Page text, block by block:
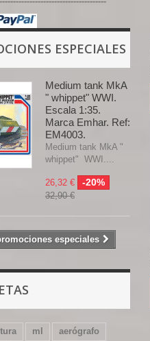
ESPECIALES
Medium tank MkA
" whippet" WWI.
Escala 1:35.
Marca Emhar. Ref:
EM4003.
Medium tank MkA "
whippet" WWI....
26,32 € -20%
32,90 €
especiales
ml
aerógrafo